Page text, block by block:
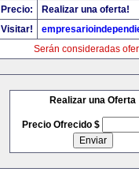
Precio:
Realizar una oferta!
Visitar!
Serán consideradas
Realizar una Oferta
Precio Ofrecido $